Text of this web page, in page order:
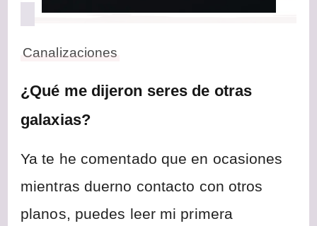
Canalizaciones
¿Qué me dijeron seres de otras
galaxias?
Ya te he comentado que en ocasiones
mientras duerno contacto con otros
planos, puedes leer mi primera